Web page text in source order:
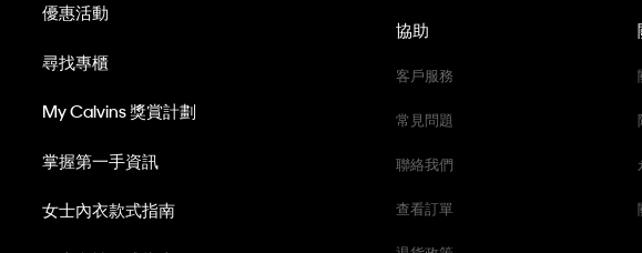
協助
客戶服務
常見問題
聯絡我們
查看訂單
優惠活動
尋找專櫃
My Calvins 獎賞計劃
掌握第一手資訊
女士內衣款式指南